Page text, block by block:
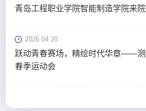
青岛工程职业学院智能制造学院来
2026.04.20
跃动青春赛场，精绘时代华章——
春季运动会